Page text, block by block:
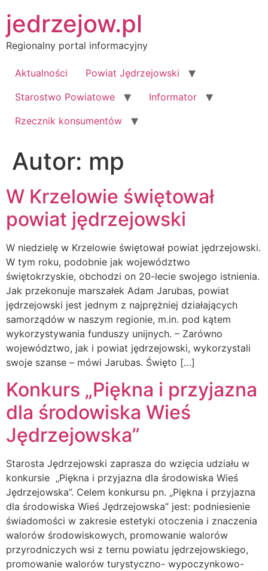
do
treści
jedrzejow.pl
Regionalny portal informacyjny
Aktualności
Powiat Jędrzejowski
Starostwo Powiatowe
Informator
Rzecznik konsumentów
Autor: mp
W Krzelowie świętował
powiat jędrzejowski
W niedzielę w Krzelowie świętował powiat jędrzejowski.
W tym roku, podobnie jak województwo
świętokrzyskie, obchodzi on 20-lecie swojego istnienia.
Jak przekonuje marszałek Adam Jarubas, powiat
jędrzejowski jest jednym z najprężniej działających
samorządów w naszym regionie, m.in. pod kątem
wykorzystywania funduszy unijnych. – Zarówno
województwo, jak i powiat jędrzejowski, wykorzystali
swoje szanse – mówi Jarubas. Święto […]
Konkurs „Piękna i przyjazna
dla środowiska Wieś
Jędrzejowska”
Starosta Jędrzejowski zaprasza do wzięcia udziału w
konkursie „Piękna i przyjazna dla środowiska Wieś
Jędrzejowska”. Celem konkursu pn. „Piękna i przyjazna
dla środowiska Wieś Jędrzejowska” jest: podniesienie
świadomości w zakresie estetyki otoczenia i znaczenia
walorów środowiskowych, promowanie walorów
przyrodniczych wsi z ternu powiatu jędrzejowskiego,
promowanie walorów turystyczno- wypoczynkowo-